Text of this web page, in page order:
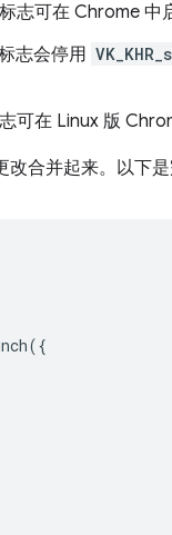
标志可在 Chrome 中
志会停用
可在 Linux 版
合并起来。以下是
({